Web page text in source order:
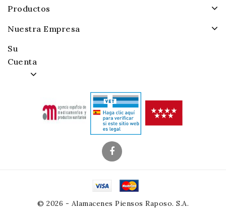
Productos
Nuestra Empresa
Su
Cuenta
© 2026 - Alamacenes Piensos Raposo. S.A.